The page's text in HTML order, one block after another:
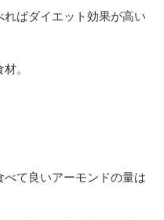
ばダイエット効果が高い
。
て良いアーモンドの量は